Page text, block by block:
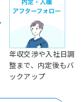
年収交渉や入社日調
整まで、内定後もバ
ックアップ